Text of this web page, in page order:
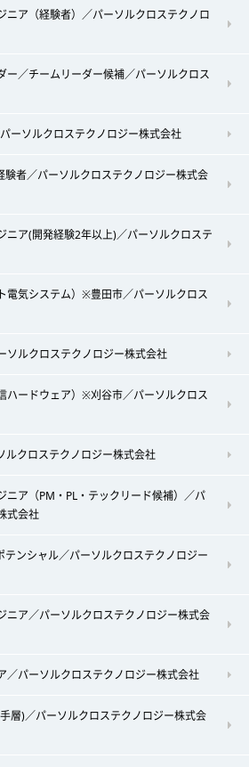
ニア（経験者）／パーソルクロステクノロ
ー／チームリーダー候補／パーソルクロス
ーソルクロステクノロジー株式会社
者／パーソルクロステクノロジー株式会
ニア(開発経験2年以上)／パーソルクロステ
電気システム）※豊田市／パーソルクロス
ソルクロステクノロジー株式会社
ハードウェア）※刈谷市／パーソルクロス
ルクロステクノロジー株式会社
ニア（PM・PL・テックリード候補）／パ
式会社
ンシャル／パーソルクロステクノロジー
ニア／パーソルクロステクノロジー株式会
／パーソルクロステクノロジー株式会社
層)／パーソルクロステクノロジー株式会